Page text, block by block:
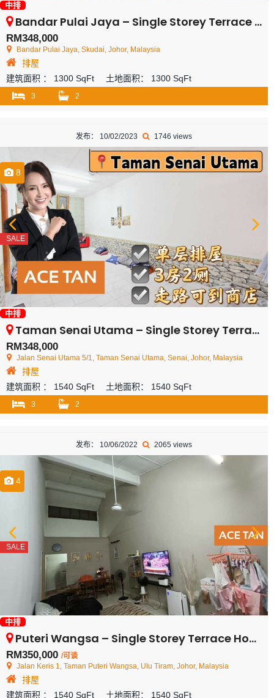
中排
Bandar Pulai Jaya – Single Storey Terrace House – FOR SALE
RM348,000
Bandar Pulai Jaya, Skudai, Johor, Malaysia
排屋
建筑面积 ： 1300 SqFt 土地面积： 1300 SqFt
3 2
发布： 10/02/2023 1746 views
8
SALE
中排
Taman Senai Utama – Single Storey Terrace House – FOR SALE
RM348,000
Jalan Senai Utama 5/1, Taman Senai Utama, Senai, Johor, Malaysia
排屋
建筑面积 ： 1540 SqFt 土地面积： 1540 SqFt
3 2
发布： 10/06/2022 2065 views
4
SALE
中排
Puteri Wangsa – Single Storey Terrace House – FOR SALE
RM350,000 /可谈
Jalan Keris 1, Taman Puteri Wangsa, Ulu Tiram, Johor, Malaysia
排屋
建筑面积 ： 1540 SqFt 土地面积： 1540 SqFt